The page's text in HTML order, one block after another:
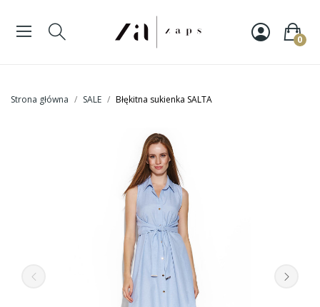
0
Strona główna SALE Błękitna sukienka SALTA